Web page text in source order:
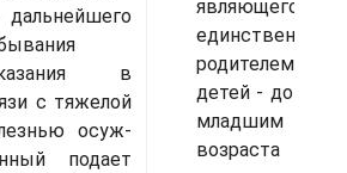
в
с тяжелой
осуж­
подает
являюще­гося
единственным
родителем,
детей - до
младшим
возраста 14